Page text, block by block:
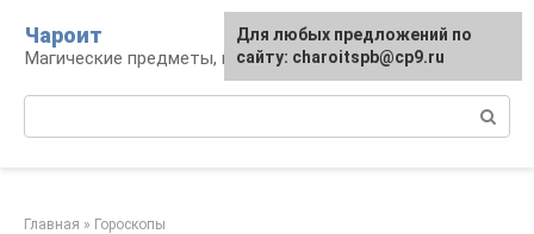
контенту
Чароит
Магические предметы, гадания, обряды
Главная » Гороскопы
Для любых предложений по
сайту: charoitspb@cp9.ru